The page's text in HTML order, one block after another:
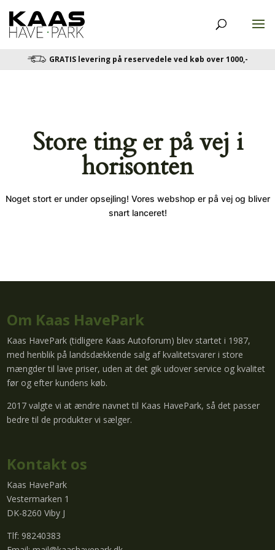
GRATIS levering på reservedele ved køb over 1000,-
Store ting er på vej i
horisonten
Noget stort er under opsejling! Vores webshop er på vej og bliver
snart lanceret!
Om Kaas HavePark
Kaas HavePark (tidligere Kaas Autoforum) blev startet i 1987,
med henblik på landsdækkende salg af kvalitetsvarer i store
mængder til lave priser, uden at det gik udover service og kvalitet
før og efter kundens køb.
2017 valgte vi at ændre navnet til Kaas HavePark, så det passer
bedre til de produkter vi sælger.
Kontakt os
Kaas HavePark
Vestermarken 1
DK-8260 Viby J
Tlf: 98240383